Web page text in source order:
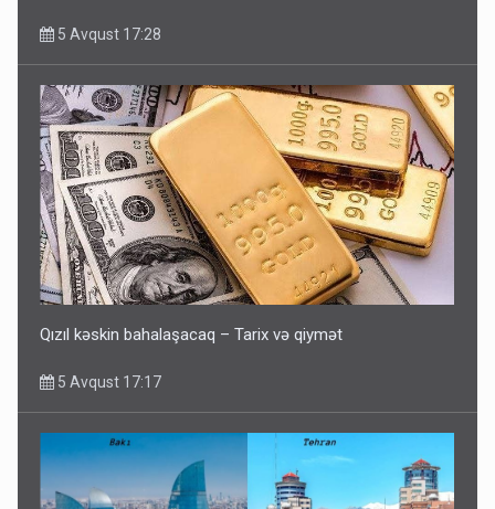
5 Avqust 17:28
Qızıl kəskin bahalaşacaq – Tarix və qiymət
5 Avqust 17:17